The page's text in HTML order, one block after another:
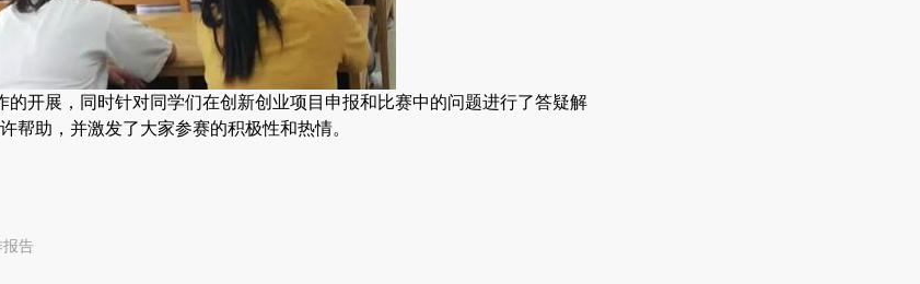
开展，同时针对同学们在创新创业项目申报和比赛中的问题进行了答疑解
帮助，并激发了大家参赛的积极性和热情。
告